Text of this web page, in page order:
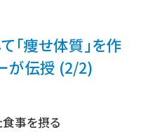
「痩せ体質」を作
が伝授 (2/2)
事を摂る